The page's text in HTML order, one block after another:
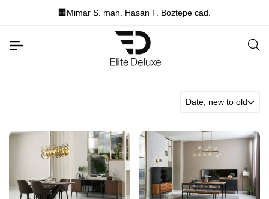
🏢Mimar S. mah. Hasan F. Boztepe cad.
Date, new to old